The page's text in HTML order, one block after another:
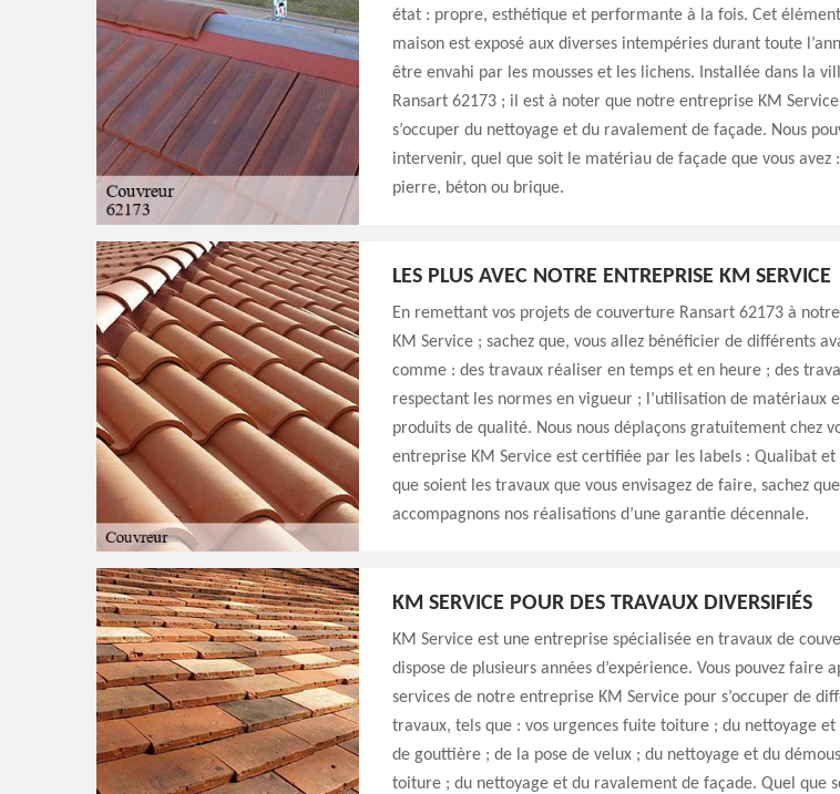
état : propre, esthétique et performante à la fois. Cet
maison est exposé aux diverses intempéries durant toute
être envahi par les mousses et les lichens. Installée dans la
Ransart 62173 ; il est à noter que notre entreprise KM
s’occuper du nettoyage et du ravalement de façade. Nous
intervenir, quel que soit le matériau de façade que vous avez
pierre, béton ou brique.
LES PLUS AVEC NOTRE ENTREPRISE KM SERVICE
En remettant vos projets de couverture Ransart 62173 à
KM Service ; sachez que, vous allez bénéficier de différents
comme : des travaux réaliser en temps et en heure ; des
respectant les normes en vigueur ; l’utilisation de matériaux
produits de qualité. Nous nous déplaçons gratuitement chez
entreprise KM Service est certifiée par les labels : Qualibat et
que soient les travaux que vous envisagez de faire, sachez
accompagnons nos réalisations d’une garantie décennale.
KM SERVICE POUR DES TRAVAUX DIVERSIFIÉS
KM Service est une entreprise spécialisée en travaux de
dispose de plusieurs années d’expérience. Vous pouvez faire
services de notre entreprise KM Service pour s’occuper de
travaux, tels que : vos urgences fuite toiture ; du nettoyage et
de gouttière ; de la pose de velux ; du nettoyage et du
toiture ; du nettoyage et du ravalement de façade. Quel que